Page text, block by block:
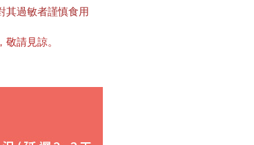
其過敏者謹慎食用
請見諒。